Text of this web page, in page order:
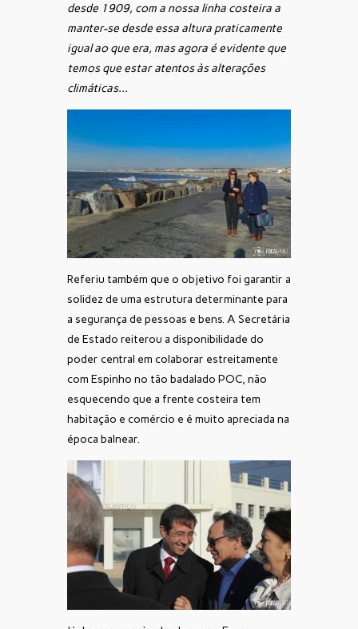
desde 1909, com a nossa linha costeira a
manter-se desde essa altura praticamente
igual ao que era, mas agora é evidente que
temos que estar atentos às alterações
climáticas…
Referiu também que o objetivo foi garantir a
solidez de uma estrutura determinante para
a segurança de pessoas e bens. A Secretária
de Estado reiterou a disponibilidade do
poder central em colaborar estreitamente
com Espinho no tão badalado POC, não
esquecendo que a frente costeira tem
habitação e comércio e é muito apreciada na
época balnear.